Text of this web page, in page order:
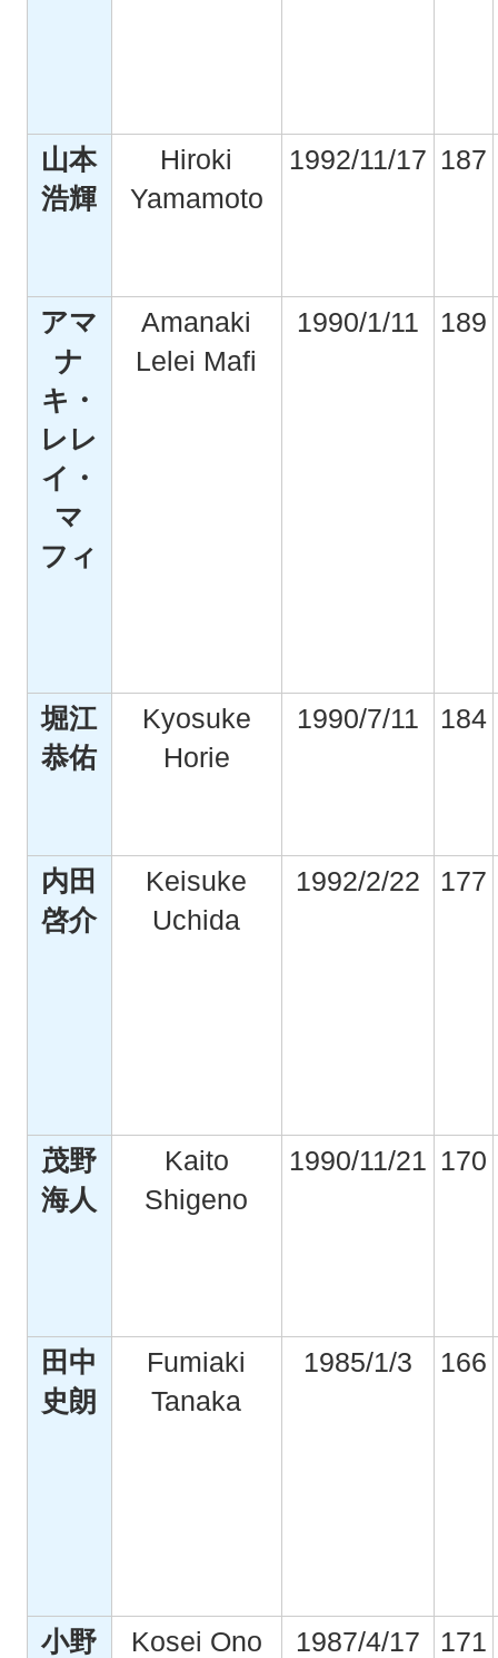
山本
浩輝
Hiroki
Yamamoto
1992/11/17 187
アマ
ナ
キ・
レレ
イ・
マ
フィ
Amanaki
Lelei Mafi
1990/1/11 189
堀江
恭佑
Kyosuke
Horie
1990/7/11 184
内田
啓介
Keisuke
Uchida
1992/2/22 177
茂野
海人
Kaito
Shigeno
1990/11/21 170
田中
史朗
Fumiaki
Tanaka
1985/1/3 166
小野
Kosei Ono 1987/4/17 171